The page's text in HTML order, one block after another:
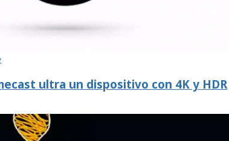
ultra un dispositivo con 4K y HDR